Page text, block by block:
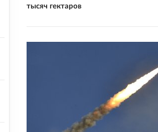
тысяч гектаров